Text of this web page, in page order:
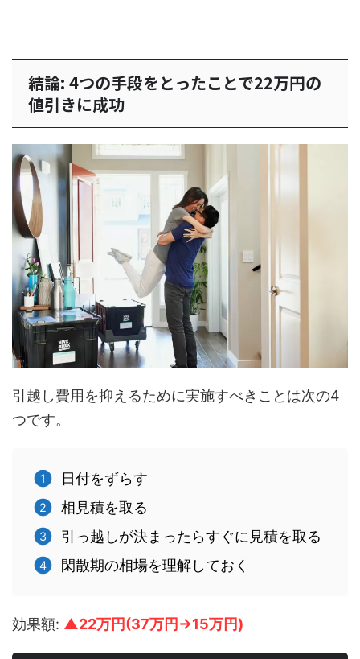
結論: 4つの手段をとったことで22万円の
値引きに成功
引越し費用を抑えるために実施すべきことは次の4
つです。
日付をずらす
相見積を取る
引っ越しが決まったらすぐに見積を取る
閑散期の相場を理解しておく
効果額: ▲22万円(37万円→15万円)